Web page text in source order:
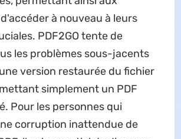
à nouveau à leurs
PDF2GO tente de
les problèmes sous-jacents
version restaurée du fichier
simplement un PDF
Pour les personnes qui
corruption inattendue de